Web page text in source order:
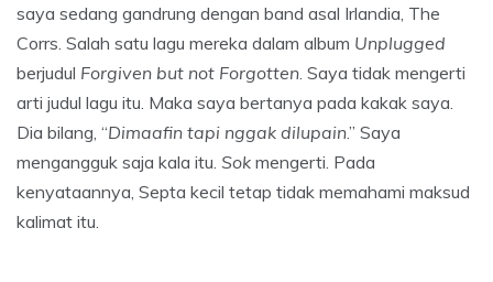
saya sedang gandrung dengan band asal Irlandia, The
Corrs. Salah satu lagu mereka dalam album Unplugged
berjudul Forgiven but not Forgotten . Saya tidak mengerti
arti judul lagu itu. Maka saya bertanya pada kakak saya.
Dia bilang, “Dimaafin tapi nggak dilupain.” Saya
mengangguk saja kala itu. Sok mengerti. Pada
kenyataannya, Septa kecil tetap tidak memahami maksud
kalimat itu.